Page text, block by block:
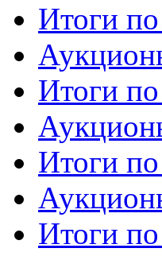
Итоги
Итоги
Итоги
Итоги